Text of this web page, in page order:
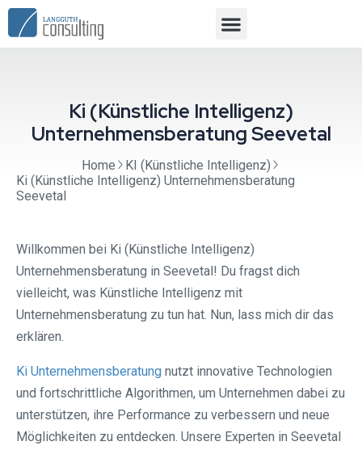
Ki (Künstliche Intelligenz)
Unternehmensberatung Seevetal⁠
Home
KI (Künstliche Intelligenz)
Ki (Künstliche Intelligenz) Unternehmensberatung
Seevetal⁠
Willkommen bei Ki (Künstliche Intelligenz)
Unternehmensberatung in Seevetal! Du fragst dich
vielleicht, was Künstliche Intelligenz mit
Unternehmensberatung zu tun hat. Nun, lass mich dir das
erklären.
Ki Unternehmensberatung nutzt innovative Technologien
und fortschrittliche Algorithmen, um Unternehmen dabei zu
unterstützen, ihre Performance zu verbessern und neue
Möglichkeiten zu entdecken. Unsere Experten in Seevetal